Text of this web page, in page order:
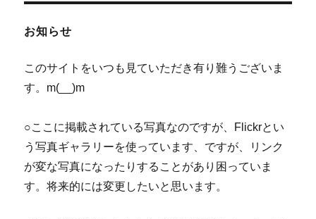
お知らせ
このサイトをいつも見ていただき有り難うございま
す。m(__)m
○ここに掲載されている写真なのですが、Flickrとい
う写真ギャラリーを使っています、ですが、リンク
が変な写真になったりすることがあり困っていま
す。将来的には変更したいと思います。